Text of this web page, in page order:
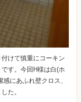
けて慎重にコーキン
す。今回H様は白(ホ
にあふれ壁クロス、
た。